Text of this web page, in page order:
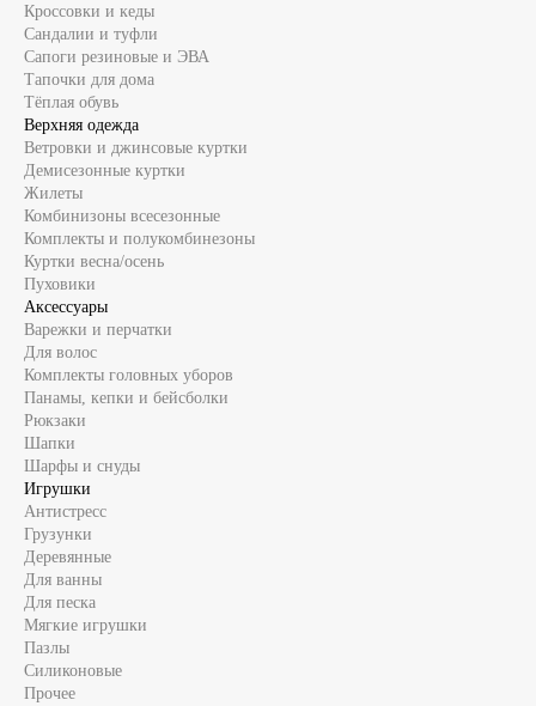
Кроссовки и кеды
Сандалии и туфли
Сапоги резиновые и ЭВА
Тапочки для дома
Тёплая обувь
Верхняя одежда
Ветровки и джинсовые куртки
Демисезонные куртки
Жилеты
Комбинизоны всесезонные
Комплекты и полукомбинезоны
Куртки весна/осень
Пуховики
Аксессуары
Варежки и перчатки
Для волос
Комплекты головных уборов
Панамы, кепки и бейсболки
Рюкзаки
Шапки
Шарфы и снуды
Игрушки
Антистресс
Грузунки
Деревянные
Для ванны
Для песка
Мягкие игрушки
Пазлы
Силиконовые
Прочее